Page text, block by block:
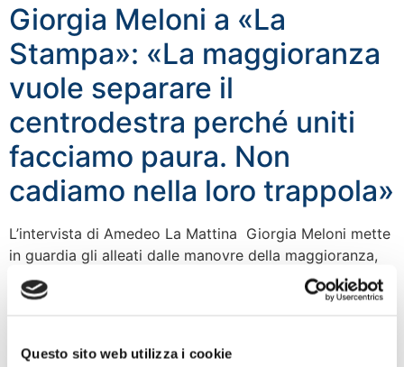
Questo sito web utilizza i cookie
Giorgia Meloni a «La
Stampa»: «La maggioranza
vuole separare il
centrodestra perché uniti
facciamo paura. Non
cadiamo nella loro trappola»
L’intervista di Amedeo La Mattina Giorgia Meloni mette
in guardia gli alleati dalle manovre della maggioranza,
del Pd in particolare, per dividere il centrodestra.
Onorevole, lei teme che lo scontro tra Silvio Berlusconi
sotto gli occhi di tutti quello […]